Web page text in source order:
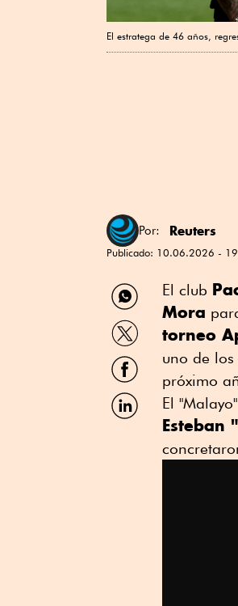
El estratega de 46 años,
Por: Reuters
Publicado: 10.06.2026 -
Compartir
por
WhatsApp
Compartir
por
Twitter
Compartir
por
Facebook
Compartir
por
El club
Mora
torneo
uno de
próximo
El
Esteban